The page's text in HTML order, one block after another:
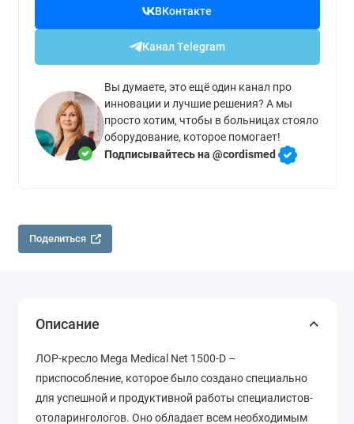
ВКонтакте
Канал Telegram
Вы думаете, это ещё один канал про
инновации и лучшие решения? А мы
просто хотим, чтобы в больницах стояло
оборудование, которое помогает!
Подписывайтесь на @cordismed
Поделиться
Описание
ЛОР-кресло Mega Medical Net 1500-D –
приспособление, которое было создано специально
для успешной и продуктивной работы специалистов-
отоларингологов. Оно обладает всем необходимым